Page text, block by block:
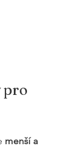
pro
menší a